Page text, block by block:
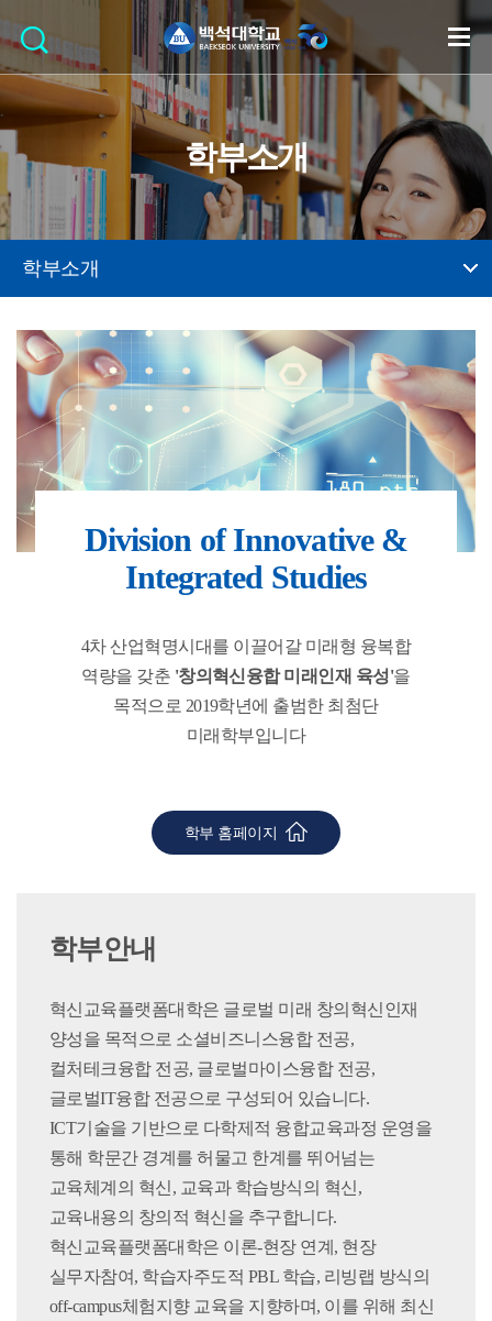
학부소개
학부소개
Division of Innovative &
Integrated Studies
4차 산업혁명시대를 이끌어갈 미래형 융복합
역량을 갖춘 '창의혁신융합 미래인재 육성'을
목적으로 2019학년에 출범한 최첨단
미래학부입니다
학부 홈페이지
학부안내
혁신교육플랫폼대학은 글로벌 미래 창의혁신인재
양성을 목적으로 소셜비즈니스융합 전공,
컬처테크융합 전공, 글로벌마이스융합 전공,
글로벌IT융합 전공으로 구성되어 있습니다.
ICT기술을 기반으로 다학제적 융합교육과정 운영을
통해 학문간 경계를 허물고 한계를 뛰어넘는
교육체계의 혁신, 교육과 학습방식의 혁신,
교육내용의 창의적 혁신을 추구합니다.
혁신교육플랫폼대학은 이론-현장 연계, 현장
실무자참여, 학습자주도적 PBL 학습, 리빙랩 방식의
off-campus체험지향 교육을 지향하며, 이를 위해 최신